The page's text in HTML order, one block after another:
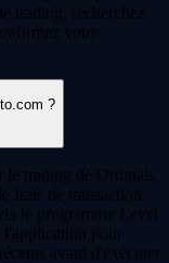
trading, recherchez
votre
?
trading de Ordinals.
frais de transaction
le programme Level
pour
avant d'exécuter